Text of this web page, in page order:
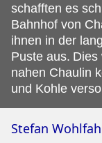
schafften es
Bahnhof von
ihnen in der
Puste aus. Dies
nahen Chaulin
und Kohle
Stefan